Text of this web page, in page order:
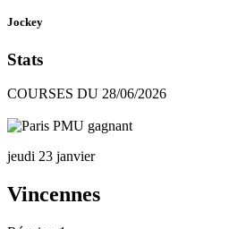
Jockey
Stats
COURSES DU 28/06/2026
jeudi 23 janvier
Vincennes